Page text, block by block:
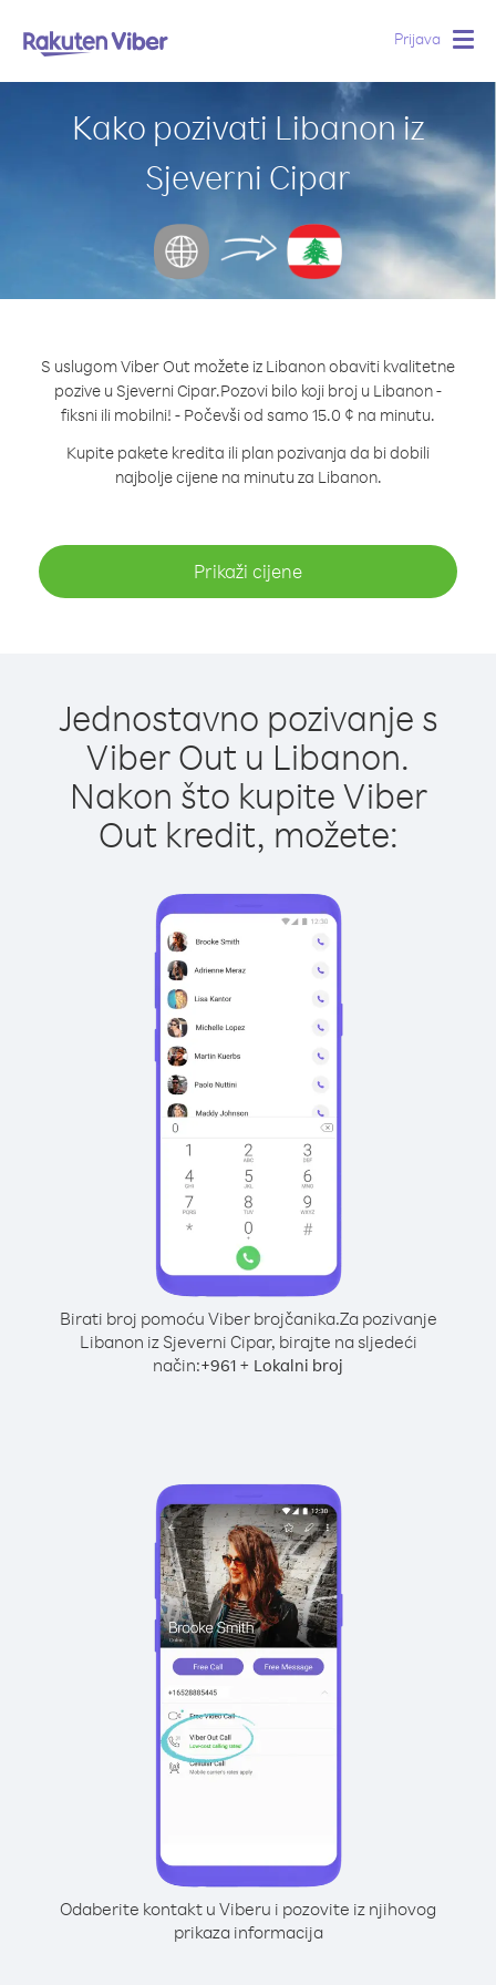
Prijava
Kako pozivati Libanon iz
Sjeverni Cipar
S uslugom Viber Out možete iz Libanon obaviti kvalitetne
pozive u Sjeverni Cipar.Pozovi bilo koji broj u Libanon -
fiksni ili mobilni! - Počevši od samo 15.0 ¢ na minutu.
Kupite pakete kredita ili plan pozivanja da bi dobili
najbolje cijene na minutu za Libanon.
Prikaži cijene
Jednostavno pozivanje s
Viber Out u Libanon.
Nakon što kupite Viber
Out kredit, možete:
Birati broj pomoću Viber brojčanika.Za pozivanje
Libanon iz Sjeverni Cipar, birajte na sljedeći
način:+961 + Lokalni broj
Odaberite kontakt u Viberu i pozovite iz njihovog
prikaza informacija